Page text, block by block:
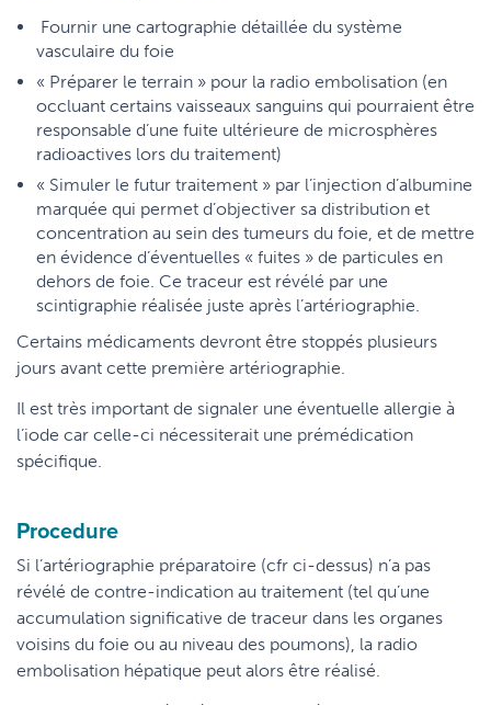
Fournir une cartographie détaillée du système
vasculaire du foie
« Préparer le terrain » pour la radio embolisation (en
occluant certains vaisseaux sanguins qui pourraient être
responsable d’une fuite ultérieure de microsphères
radioactives lors du traitement)
« Simuler le futur traitement » par l’injection d’albumine
marquée qui permet d’objectiver sa distribution et
concentration au sein des tumeurs du foie, et de mettre
en évidence d’éventuelles « fuites » de particules en
dehors de foie. Ce traceur est révélé par une
scintigraphie réalisée juste après l’artériographie.
Certains médicaments devront être stoppés plusieurs
jours avant cette première artériographie.
Il est très important de signaler une éventuelle allergie à
l’iode car celle-ci nécessiterait une prémédication
spécifique.
Procedure
Si l’artériographie préparatoire (cfr ci-dessus) n’a pas
révélé de contre-indication au traitement (tel qu’une
accumulation significative de traceur dans les organes
voisins du foie ou au niveau des poumons), la radio
embolisation hépatique peut alors être réalisé.